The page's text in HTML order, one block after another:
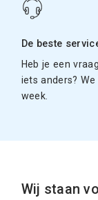
De beste
Heb je een
iets anders?
week.
Wij staan